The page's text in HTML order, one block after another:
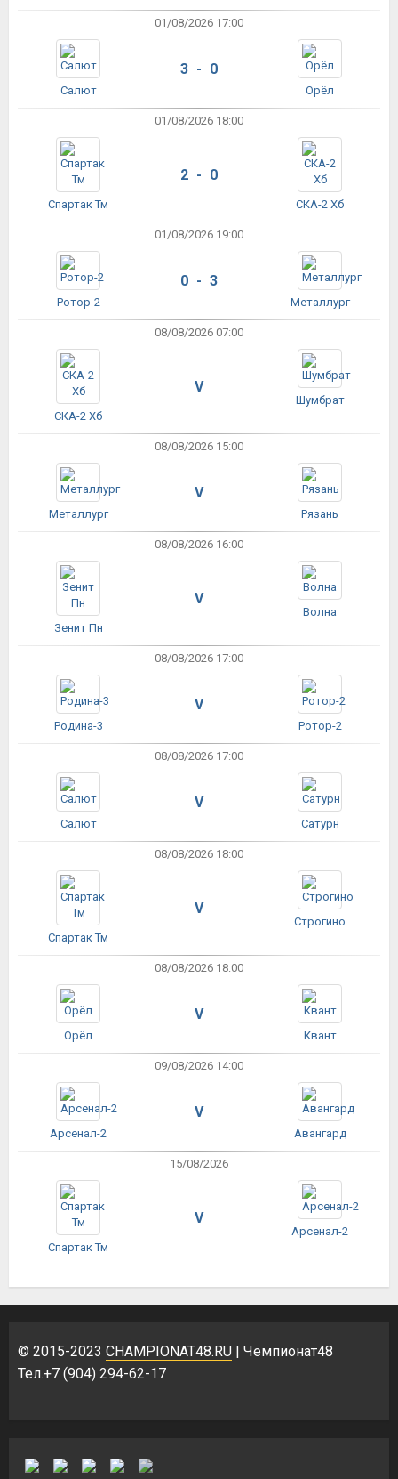
01/08/2026 17:00
Салют
3 - 0
Орёл
01/08/2026 18:00
Спартак Тм
2 - 0
СКА-2 Хб
01/08/2026 19:00
Ротор-2
0 - 3
Металлург
08/08/2026 07:00
СКА-2 Хб
V
Шумбрат
08/08/2026 15:00
Металлург
V
Рязань
08/08/2026 16:00
Зенит Пн
V
Волна
08/08/2026 17:00
Родина-3
V
Ротор-2
08/08/2026 17:00
Салют
V
Сатурн
08/08/2026 18:00
Спартак Тм
V
Строгино
08/08/2026 18:00
Орёл
V
Квант
09/08/2026 14:00
Арсенал-2
V
Авангард
15/08/2026
Спартак Тм
V
Арсенал-2
© 2015-2023 CHAMPIONAT48.RU | Чемпионат48
Тел.+7 (904) 294-62-17